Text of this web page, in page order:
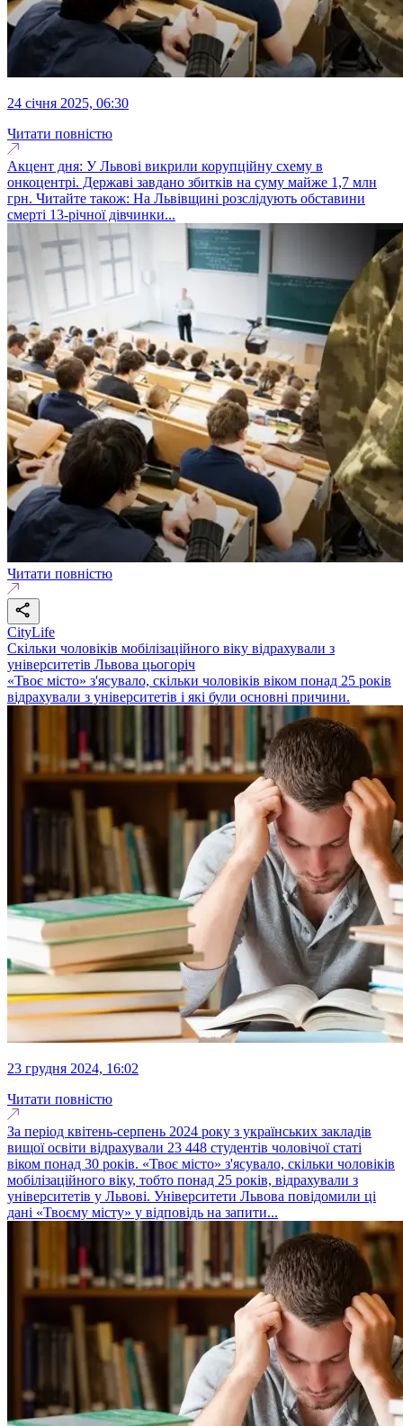
24 січня 2025, 06:30
Читати повністю
Акцент дня: У Львові викрили корупційну схему в
онкоцентрі. Державі завдано збитків на суму майже 1,7 млн
грн. Читайте також: На Львівщині розслідують обставини
смерті 13-річної дівчинки...
Читати повністю
CityLife
Скільки чоловіків мобілізаційного віку відрахували з
університетів Львова цьогоріч
«Твоє місто» з'ясувало, скільки чоловіків віком понад 25 років
відрахували з університетів і які були основні причини.
23 грудня 2024, 16:02
Читати повністю
За період квітень-серпень 2024 року з українських закладів
вищої освіти відрахували 23 448 студентів чоловічої статі
віком понад 30 років. «Твоє місто» з'ясувало, скільки чоловіків
мобілізаційного віку, тобто понад 25 років, відрахували з
університетів у Львові. Університети Львова повідомили ці
дані «Твоєму місту» у відповідь на запити...